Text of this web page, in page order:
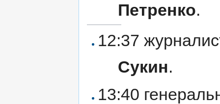
Петренко.
12:37
Сукин.
13:40